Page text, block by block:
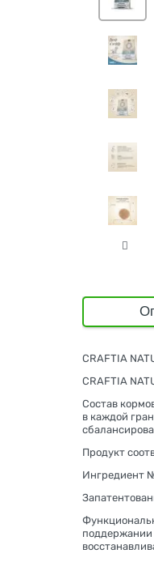
CRAFTIA
CRAFTIA
Состав
в каждой
Продукт
Ингредиент
поддержании